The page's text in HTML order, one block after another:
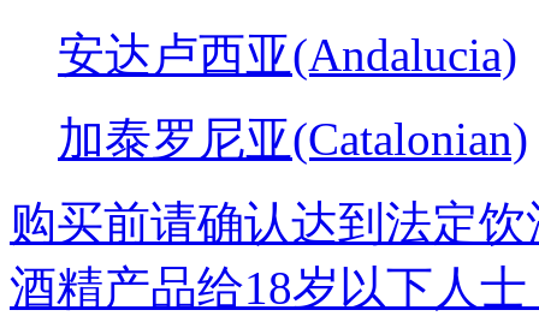
安达卢西亚(Andalucia)
加泰罗尼亚(Catalonian)
购买前请确认达到法定
酒精产品给18岁以下人士